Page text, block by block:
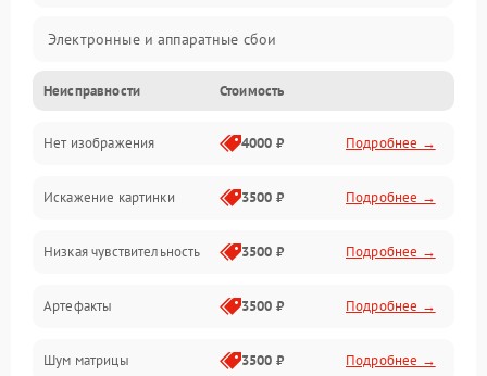
Электронные и аппаратные сбои
Неисправности сенсора и оптики
Программные ошибки
Электропитание
Измерения
Матрица
Проблемы питания
Неисправности Стоимость
Нет изображения 4000 ₽ Подробнее →
Искажение картинки 3500 ₽ Подробнее →
Низкая чувствительность 3500 ₽ Подробнее →
Артефакты 3500 ₽ Подробнее →
Шум матрицы 3500 ₽ Подробнее →